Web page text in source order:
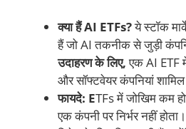
क्या हैं AI ETFs?ये स्टॉक
हैं जो AI तकनीक से जुड़ी
उदाहरण के लिए,एक AI ETF
और सॉफ्टवेयर कंपनियां
फायदे: ETFs में जोखिम कम
एक कंपनी पर निर्भर नहीं